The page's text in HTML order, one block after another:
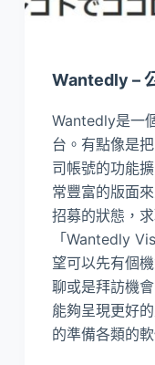
Wantedly –
Wantedly是一
台。有點像是
司帳號的功能
常豐富的版面
招募的狀態，
「Wantedly
望可以先有個
聊或是拜訪機
能夠呈現更好
的準備各類的